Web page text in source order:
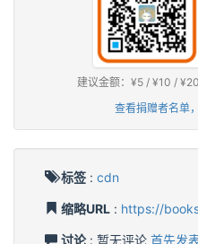
建议金额：¥5 / ¥10 /
查看捐赠者名单
标签 : cdn
缩略URL : https://
讨论: 暂无评论 首先发